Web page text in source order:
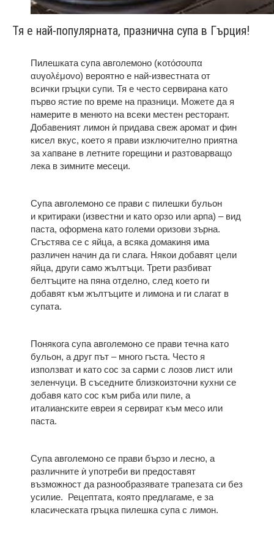
Тя е най-популярната, празнична супа в Гърция!
Пилешката супа авголемоно (κοτόσουπα
αυγολέμονο) вероятно е най-известната от
всички гръцки супи. Тя е често сервирана като
първо ястие по време на празници. Можете да я
намерите в менюто на всеки местен ресторант.
Добавеният лимон ѝ придава свеж аромат и фин
кисел вкус, което я прави изключително приятна
за хапване в летните горещини и разтоварващо
лека в зимните месеци.
Супа авголемоно се прави с пилешки бульон
и критираки (известни и като орзо или арпа) – вид
паста, оформена като големи оризови зърна.
Сгъстява се с яйца, а всяка домакиня има
различен начин да ги слага. Някои добавят цели
яйца, други само жълтъци. Трети разбиват
белтъците на пяна отделно, след което ги
добавят към жълтъците и лимона и ги слагат в
супата.
Понякога супа авголемоно се прави течна като
бульон, а друг път – много гъста. Често я
използват и като сос за сарми с лозов лист или
зеленчуци. В съседните близкоизточни кухни се
добавя като сос към риба или пиле, а
италианските евреи я сервират към месо или
паста.
Супа авголемоно се прави бързо и лесно, а
различните ѝ употреби ви предоставят
възможност да разнообразявате трапезата си без
усилие. Рецептата, която предлагаме, е за
класическата гръцка пилешка супа с лимон.